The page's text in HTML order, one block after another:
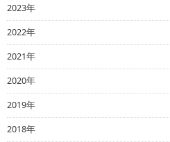
2023年
2022年
2021年
2020年
2019年
2018年